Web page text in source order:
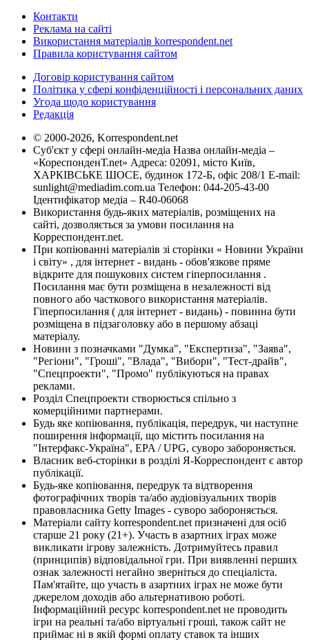
Контакти
Реклама на сайті
Використання матеріалів korrespondent.net
Правила користування сайтом
Договір користування сайтом
Політика у сфері конфіденційності і персональних даних
Угода щодо користування
Редакція
© 2000-2026, Korrespondent.net
Суб'єкт у сфері онлайн-медіа Назва онлайн-медіа –
«КореспонденТ.net» Адреса: 02091, місто Київ,
ХАРКІВСЬКЕ ШОСЕ, будинок 172-Б, офіс 208/1 E-mail:
sunlight@mediadim.com.ua Телефон: 044-205-43-00
Ідентифікатор медіа – R40-06068
Використання будь-яких матеріалів, розміщених на
сайті, дозволяється за умови посилання на
Корреспондент.net.
При копіюванні матеріалів зі сторінки « Новини України
і світу» , для інтернет - видань - обов'язкове пряме
відкрите для пошукових систем гіперпосилання .
Посилання має бути розміщена в незалежності від
повного або часткового використання матеріалів.
Гіперпосилання ( для інтернет - видань) - повинна бути
розміщена в підзаголовку або в першому абзаці
матеріалу.
Новини з позначками "Думка", "Експертиза", "Заява",
"Регіони", "Гроші", "Влада", "Вибори", "Тест-драйв",
"Спецпроекти", "Промо" публікуються на правах
реклами.
Розділ Спецпроекти створюється спільно з
комерційними партнерами.
Будь яке копіювання, публікація, передрук, чи наступне
поширення інформації, що містить посилання на
"Інтерфакс-Україна", EPA / UPG, суворо забороняється.
Власник веб-сторінки в розділі Я-Корреспондент є автор
публікації.
Будь-яке копіювання, передрук та відтворення
фотографічних творів та/або аудіовізуальних творів
правовласника Getty Images - суворо забороняється.
Матеріали сайту korrespondent.net призначені для осіб
старше 21 року (21+). Участь в азартних іграх може
викликати ігрову залежність. Дотримуйтесь правил
(принципів) відповідальної гри. При виявленні перших
ознак залежності негайно зверніться до спеціаліста.
Пам'ятайте, що участь в азартних іграх не може бути
джерелом доходів або альтернативою роботі.
Інформаційний ресурс korrespondent.net не проводить
ігри на реальні та/або віртуальні гроші, також сайт не
приймає ні в якій формі оплату ставок та інших